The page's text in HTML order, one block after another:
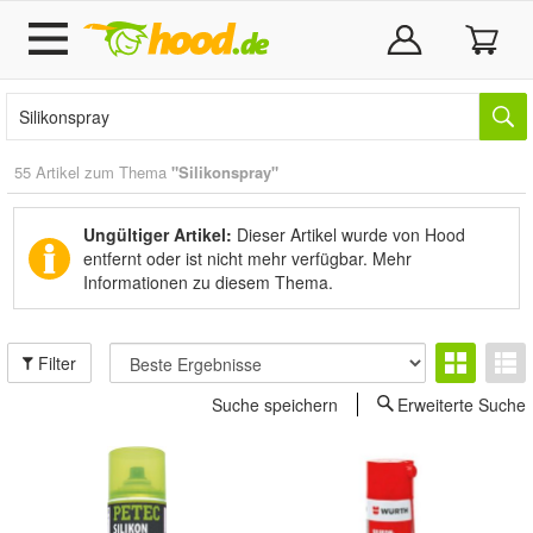
55 Artikel zum Thema "Silikonspray"
Ungültiger Artikel: Dieser Artikel wurde von Hood
entfernt oder ist nicht mehr verfügbar. Mehr
Informationen zu diesem Thema.
Filter
Suche speichern
Erweiterte Suche